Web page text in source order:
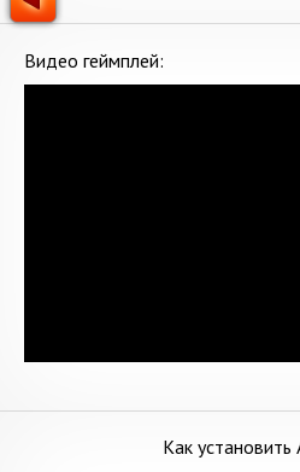
Видео геймплей:
Как установить